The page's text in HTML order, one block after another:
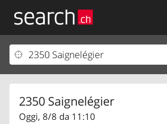
2350 Saignelégier
Oggi, 8/8 da 11:10
Il vostro profolio
Area clienti
Informazioni Legali